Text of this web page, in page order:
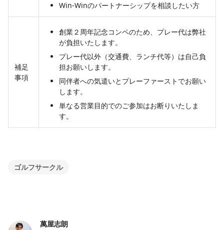
Win-Winのパートナーシップを相談したい方
補足
事項
創業２周年記念コンペのため、プレー代は弊社
が負担いたします。
プレー代以外（交通費、ランチ代等）は自己負
担お願いします。
同伴者への気遣いとプレーファーストでお願い
します。
単なる営業目的でのご参加はお断りいたしま
す。
ゴルフサークル
萬屋志朗